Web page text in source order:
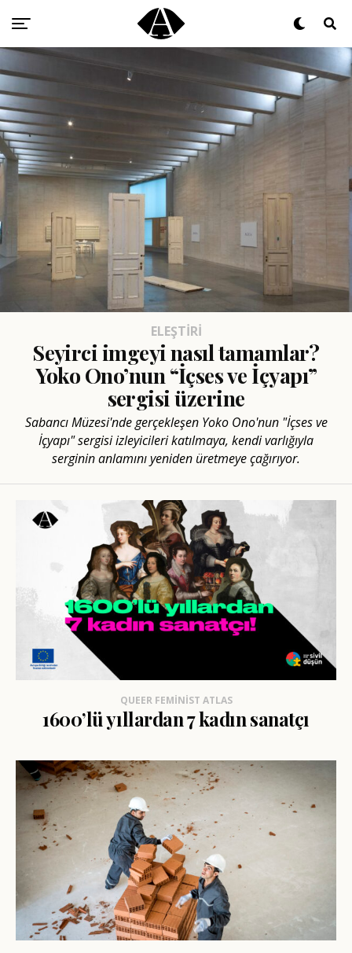
ELEŞTIRI
Seyirci imgeyi nasıl tamamlar?
Yoko Ono’nun “İçses ve İçyapı”
sergisi üzerine
Sabancı Müzesi'nde gerçekleşen Yoko Ono'nun "İçses ve
İçyapı" sergisi izleyicileri katılmaya, kendi varlığıyla
serginin anlamını yeniden üretmeye çağırıyor.
QUEER FEMINIST ATLAS
1600’lü yıllardan 7 kadın sanatçı